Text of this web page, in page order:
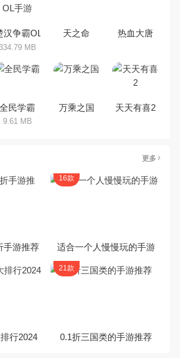
集，欢迎大家前来选择下载体验
汉争霸OL手游
334.79 MB
天之命 热血大唐
全民学霸
9.61 MB
万乘之国 天天有喜2
更多
手游推荐 适合一个人慢慢玩的手游
16款
行2024 0.1折三国类的手游推荐
21款